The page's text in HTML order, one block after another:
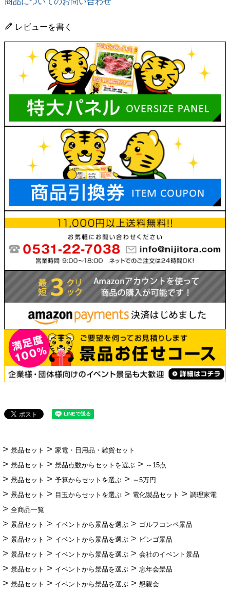
レビューを書く
景品セット
家電・日用品・雑貨セット
景品セット
景品点数からセットを選ぶ
～15点
景品セット
予算からセットを選ぶ
～5万円
景品セット
目玉からセットを選ぶ 電化製品セット
調理家電
全商品一覧
景品セット
イベントから景品を選ぶ
ゴルフコンペ景品
景品セット
イベントから景品を選ぶ
ビンゴ景品
景品セット
イベントから景品を選ぶ
会社のイベント景品
景品セット
イベントから景品を選ぶ
忘年会景品
景品セット
イベントから景品を選ぶ
懇親会